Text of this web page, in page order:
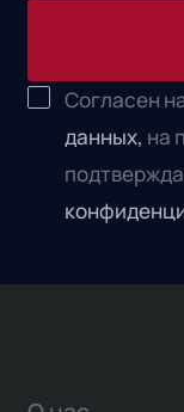
Согласен
данных, на